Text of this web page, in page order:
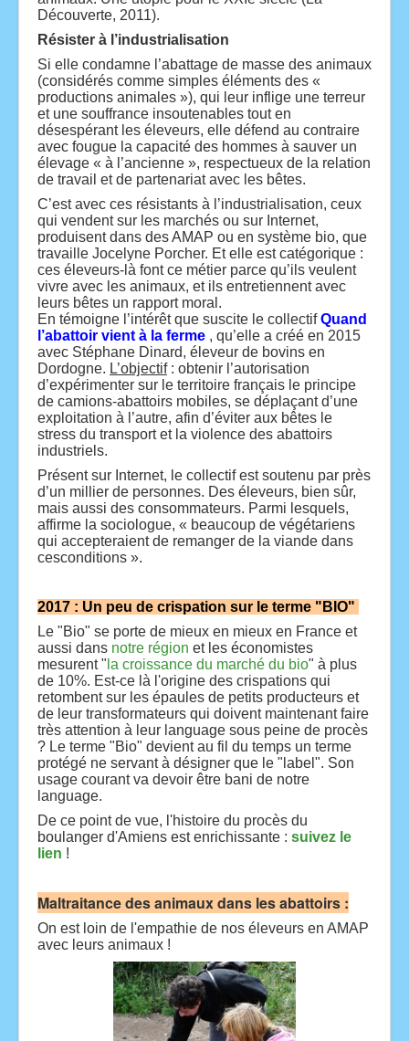
Découverte, 2011).
Résister à l’industrialisation
Si elle condamne l’abattage de masse des animaux
(considérés comme simples éléments des «
productions animales »), qui leur inflige une terreur
et une souffrance insoutenables tout en
désespérant les éleveurs, elle défend au contraire
avec fougue la capacité des hommes à sauver un
élevage « à l’ancienne », respectueux de la relation
de travail et de partenariat avec les bêtes.
C’est avec ces résistants à l’industrialisation, ceux
qui vendent sur les marchés ou sur Internet,
produisent dans des AMAP ou en système bio, que
travaille Jocelyne Porcher. Et elle est catégorique :
ces éleveurs-là font ce métier parce qu’ils veulent
vivre avec les animaux, et ils entretiennent avec
leurs bêtes un rapport moral.
En témoigne l’intérêt que suscite le collectifQuand
l’abattoir vient à la ferme , qu’elle a créé en 2015
avec Stéphane Dinard, éleveur de bovins en
Dordogne. L’objectif: obtenir l’autorisation
d’expérimenter sur le territoire français le principe
de camions-abattoirs mobiles, se déplaçant d’une
exploitation à l’autre, afin d’éviter aux bêtes le
stress du transport et la violence des abattoirs
industriels.
Présent sur Internet, le collectif est soutenu par près
d’un millier de personnes. Des éleveurs, bien sûr,
mais aussi des consommateurs. Parmi lesquels,
affirme la sociologue, « beaucoup de végétariens
qui accepteraient de remanger de la viande dans
cesconditions ».
2017 : Un peu de crispation sur le terme "BIO"
Le "Bio" se porte de mieux en mieux en France et
aussi dans notre région et les économistes
mesurent " la croissance du marché du bio" à plus
de 10%. Est-ce là l'origine des crispations qui
retombent sur les épaules de petits producteurs et
de leur transformateurs qui doivent maintenant faire
très attention à leur language sous peine de procès
? Le terme "Bio" devient au fil du temps un terme
protégé ne servant à désigner que le "label". Son
usage courant va devoir être bani de notre
language.
De ce point de vue, l'histoire du procès du
boulanger d'Amiens est enrichissante : suivez le
lien !
Maltraitance des animaux dans les abattoirs :
On est loin de l'empathie de nos éleveurs en AMAP
avec leurs animaux !